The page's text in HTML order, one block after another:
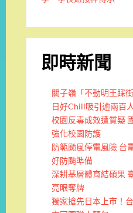
即時新聞
關子嶺「不動明王踩
日好Chill吸引逾兩百
校園反毒成效遭質疑
強化校園防護
防範颱風停電風險 台
好防颱準備
深耕基層體育結碩果
亮眼奪牌
獨家搶先日本上市！